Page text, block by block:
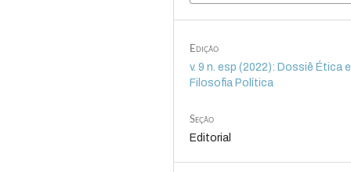
Edição
v. 9 n. esp (2022): Dossiê Ética e
Filosofia Política
Seção
Editorial